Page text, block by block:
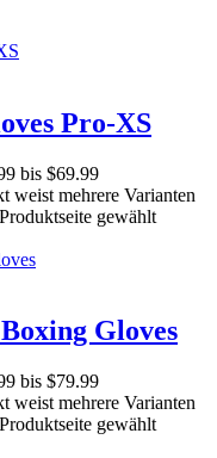
Pro-XS
bis $69.99
weist mehrere Varianten
gewählt
Gloves
bis $79.99
weist mehrere Varianten
gewählt